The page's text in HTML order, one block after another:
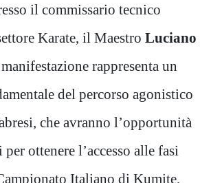
il commissario tecnico
Karate, il Maestro Luciano
rappresenta un
del percorso agonistico
che avranno l’opportunità
ottenere l’accesso alle fasi
Italiano di Kumite,